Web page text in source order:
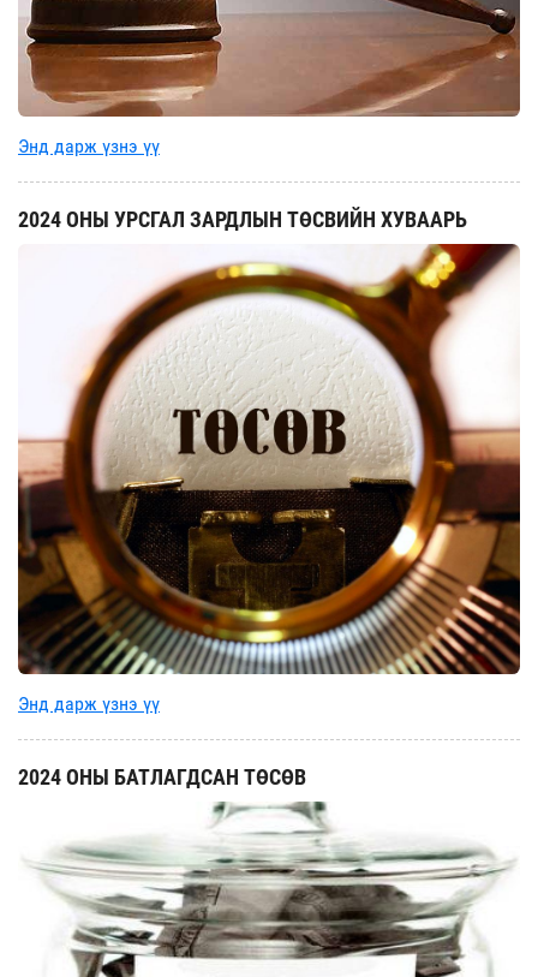
Энд дарж үзнэ үү
2024 ОНЫ УРСГАЛ ЗАРДЛЫН ТӨСВИЙН ХУВААРЬ
Энд дарж үзнэ үү
2024 ОНЫ БАТЛАГДСАН ТӨСӨВ